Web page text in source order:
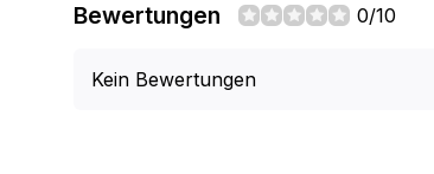
Bewertungen 0/10
Kein Bewertungen